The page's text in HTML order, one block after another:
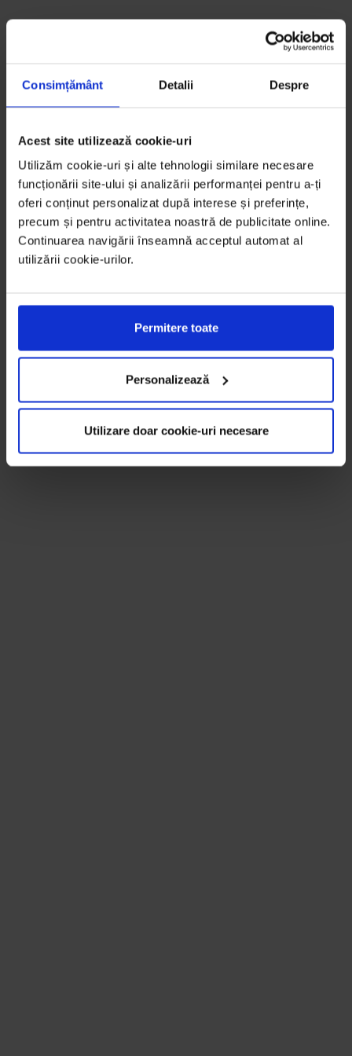
Consimțământ Detalii Despre
Acest site utilizează cookie-uri
Utilizăm cookie-uri și alte tehnologii similare necesare
funcționării site-ului și analizării performanței pentru a-ți
oferi conținut personalizat după interese și preferințe,
precum și pentru activitatea noastră de publicitate online.
Continuarea navigării înseamnă acceptul automat al
utilizării cookie-urilor.
Permitere toate
Personalizează
Utilizare doar cookie-uri necesare